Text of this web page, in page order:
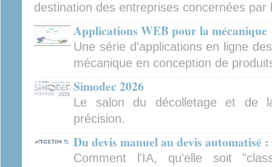
destination des entreprises concernées
Applications WEB pour la mécanique
Une série d'applications en ligne
mécanique en conception de
Simodec 2026
Le salon du décolletage et de
précision.
Du devis manuel au devis
Comment l'IA, qu'elle soit